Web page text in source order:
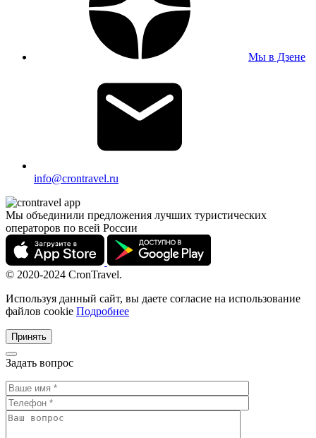
Мы в Дзене
info@crontravel.ru
Мы объединили предложения лучших туристических
операторов по всей России
© 2020-2024 CronTravel.
Используя данный сайт, вы даете согласие на использование
файлов cookie Подробнее
Принять
Задать вопрос